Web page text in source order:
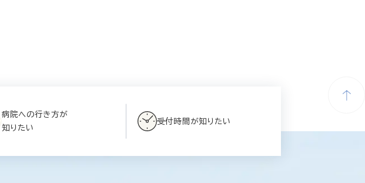
病院への行き方が
知りたい
受付時間が知りたい